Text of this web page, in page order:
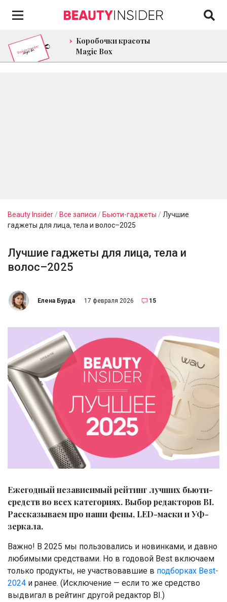
Коробочки красоты
Magic Box
Beauty Insider / Все записи / Бьюти-гаджеты / Лучшие
гаджеты для лица, тела и волос–2025
Лучшие гаджеты для лица, тела и
волос–2025
Елена Бурда 17 февраля 2026 15
Ежегодный независимый рейтинг лучших бьюти-
средств во всех категориях. Выбор редакторов BI.
Рассказываем про наши фены, LED-маски и УФ-
зеркала.
Важно! В 2025 мы пользовались и новинками, и давно
любимыми средствами. Но в годовой Best включаем
только продукты, не участвовавшие в подборках Best-
2024 и ранее. (Исключение — если то же средство
выдвигал в рейтинг другой редактор BI.)